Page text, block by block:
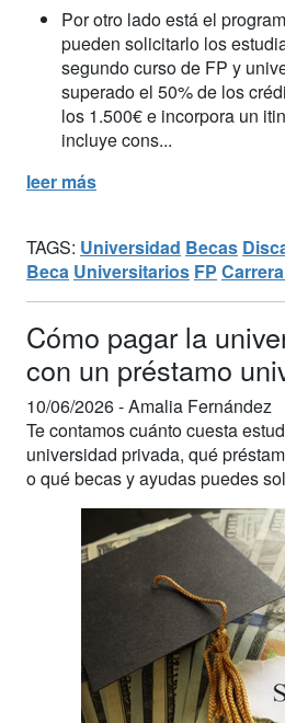
Por otro lado está el
pueden solicitarlo los
segundo curso de FP y
superado el 50% de los
los 1.500€ e incorpora un
incluye cons...
leer más
TAGS: Universidad Becas
Beca Universitarios FP
Cómo pagar la
con un préstamo
10/06/2026 -Amalia Fernández
Te contamos cuánto cuesta
universidad privada, qué
o qué becas y ayudas puedes